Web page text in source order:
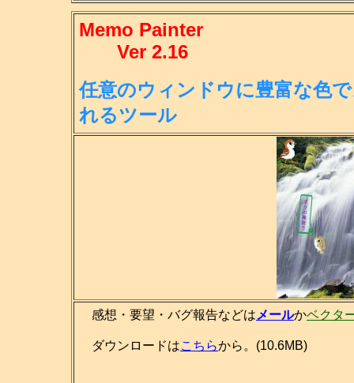
Memo Painter
Ver 2.16
任意のウィンドウに豊富な色
れるツール
感想・要望・バグ報告などは メールかベクタ
ダウンロードはこちらから。(10.6MB)